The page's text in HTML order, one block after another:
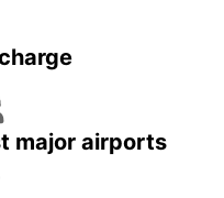
major airports